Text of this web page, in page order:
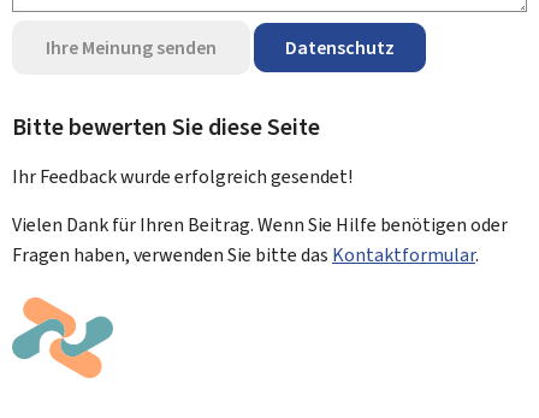
Ihre Meinung senden Datenschutz
Bitte bewerten Sie diese Seite
Ihr Feedback wurdeerfolgreichgesendet!
Vielen Dank für Ihren Beitrag. Wenn Sie Hilfe benötigen oder
Fragen haben, verwenden Sie bitte das Kontaktformular.